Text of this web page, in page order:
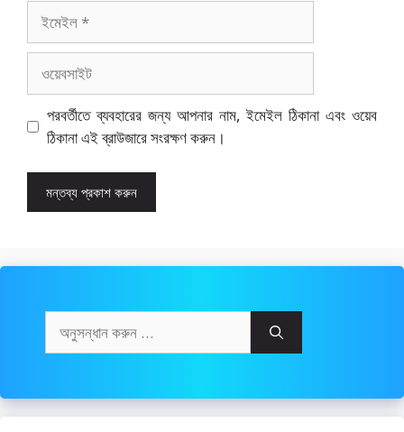
ইমেইল
পরবর্তীতে ব্যবহারের জন্য আপনার নাম, ইমেইল ঠিকানা এবং ওয়েব
ঠিকানা এই ব্রাউজারে সংরক্ষণ করুন।